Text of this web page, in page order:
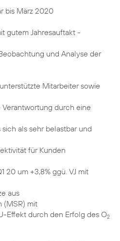
bis März 2020
gutem Jahresauftakt -
und Analyse der
Mitarbeiter sowie
durch eine
als sehr belastbar und
für Kunden
20 um +3,8% ggü. VJ mit
aus
(MSR) mit
Effekt durch den Erfolg des O2